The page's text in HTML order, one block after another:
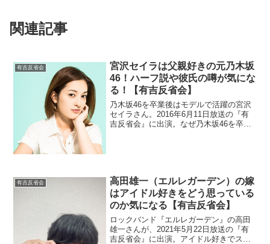
関連記事
有吉反省会
宮沢セイラは父親好きの元乃木坂
46！ハーフ説や彼氏の噂が気にな
る！【有吉反省会】
乃木坂46を卒業後はモデルで活躍の宮沢
セイラさん。2016年6月11日放送の『有
吉反省会』に出演。なぜ乃木坂46を卒業
有吉反省会
高田雄一（エルレガーデン）の嫁
はアイドル好きをどう思っている
のか気になる【有吉反省会】
ロックバンド『エルレガーデン』の高田
雄一さんが、2021年5月22日放送の『有
吉反省会』に出演。アイドル好きでスタ